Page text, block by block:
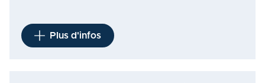
Plus d'infos